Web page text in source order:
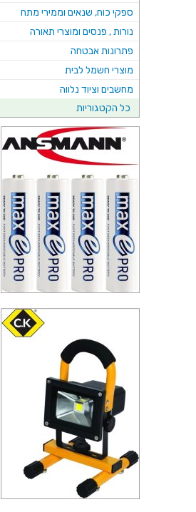
ספקי כוח, שנאים וממירי מתח
נורות , פנסים ומוצרי תאורה
פתרונות אבטחה
מוצרי חשמל לבית
מחשבים וציוד נלווה
כל הקטגוריות